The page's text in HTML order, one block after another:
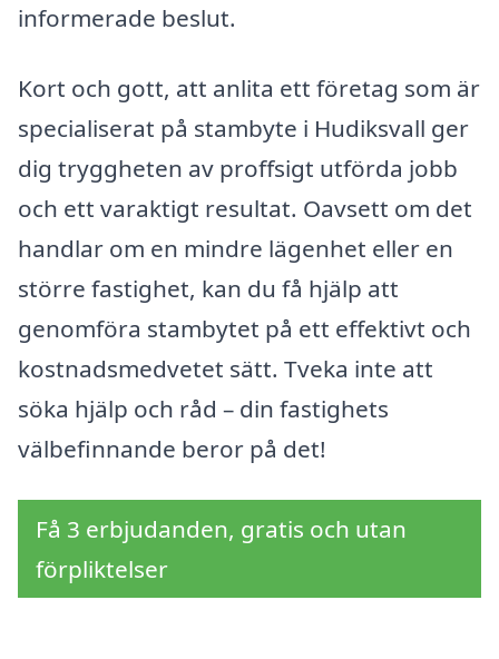
informerade beslut.
Kort och gott, att anlita ett företag som är
specialiserat på stambyte i Hudiksvall ger
dig tryggheten av proffsigt utförda jobb
och ett varaktigt resultat. Oavsett om det
handlar om en mindre lägenhet eller en
större fastighet, kan du få hjälp att
genomföra stambytet på ett effektivt och
kostnadsmedvetet sätt. Tveka inte att
söka hjälp och råd – din fastighets
välbefinnande beror på det!
Få 3 erbjudanden, gratis och utan
förpliktelser